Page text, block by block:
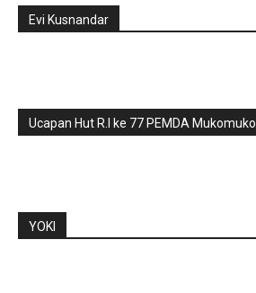
Evi Kusnandar
Ucapan Hut R.I ke 77 PEMDA Mukomuko
YOKI